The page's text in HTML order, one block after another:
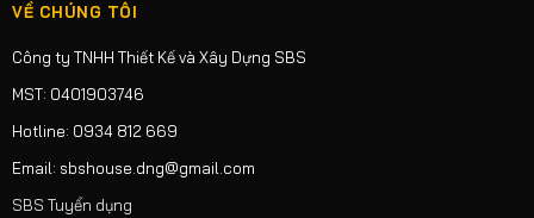
VỀ CHÚNG TÔI
Công ty TNHH Thiết Kế và Xây Dựng SBS
MST: 0401903746
Hotline: 0934 812 669
Email: sbshouse.dng@gmail.com
SBS Tuyển dụng